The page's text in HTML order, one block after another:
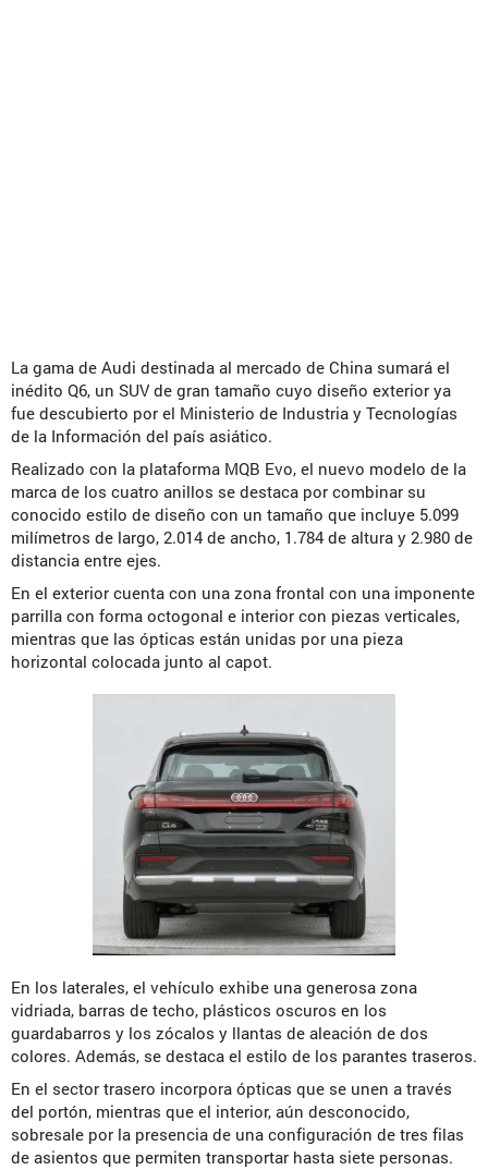
La gama de Audi destinada al mercado de China sumará el
inédito Q6, un SUV de gran tamaño cuyo diseño exterior ya
fue descubierto por el Ministerio de Industria y Tecnologías
de la Información del país asiático.
Realizado con la plataforma MQB Evo, el nuevo modelo de la
marca de los cuatro anillos se destaca por combinar su
conocido estilo de diseño con un tamaño que incluye 5.099
milímetros de largo, 2.014 de ancho, 1.784 de altura y 2.980 de
distancia entre ejes.
En el exterior cuenta con una zona frontal con una imponente
parrilla con forma octogonal e interior con piezas verticales,
mientras que las ópticas están unidas por una pieza
horizontal colocada junto al capot.
En los laterales, el vehículo exhibe una generosa zona
vidriada, barras de techo, plásticos oscuros en los
guardabarros y los zócalos y llantas de aleación de dos
colores. Además, se destaca el estilo de los parantes traseros.
En el sector trasero incorpora ópticas que se unen a través
del portón, mientras que el interior, aún desconocido,
sobresale por la presencia de una configuración de tres filas
de asientos que permiten transportar hasta siete personas.